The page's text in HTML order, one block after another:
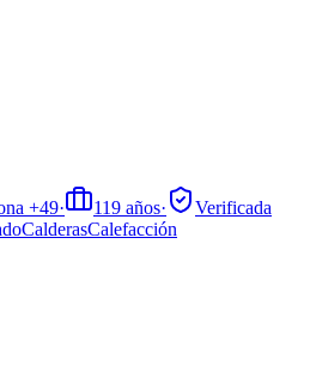
+49· 119 años·
Verificada
CalderasCalefacción